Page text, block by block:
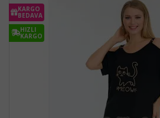
KARGO
BEDAVA
HIZLI
KARGO